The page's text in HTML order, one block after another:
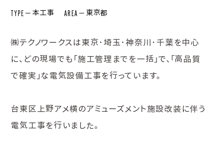
TYPE 本工事 AREA 東京都
㈱テクノワークスは東京･埼玉･神奈川･千葉を中心
に、どの現場でも「施工管理までを一括」で、「高品質
で確実」な電気設備工事を行っています。
台東区上野アメ横のアミューズメント施設改装に伴う
電気工事を行いました。